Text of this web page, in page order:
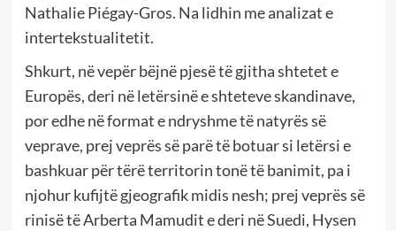
Nathalie Piégay-Gros. Na lidhin me analizat e
intertekstualitetit.
Shkurt, në vepër bëjnë pjesë të gjitha shtetet e
Europës, deri në letërsinë e shteteve skandinave,
por edhe në format e ndryshme të natyrës së
veprave, prej veprës së parë të botuar si letërsi e
bashkuar për tërë territorin tonë të banimit, pa i
njohur kufijtë gjeografik midis nesh; prej veprës së
rinisë të Arberta Mamudit e deri në Suedi, Hysen